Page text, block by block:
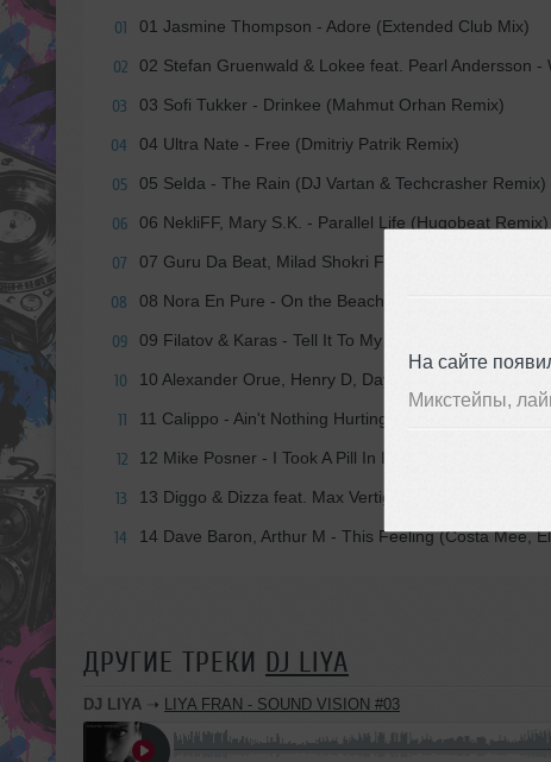
На сайте
Микстейпы,
01 01 Jasmine Thompson - Adore (Extended Club Mix)
02 02 Stefan Gruenwald & Lokee feat. Pearl Andersson -
03 03 Sofi Tukker - Drinkee (Mahmut Orhan Remix)
04 04 Ultra Nate - Free (Dmitriy Patrik Remix)
05 05 Selda - The Rain (DJ Vartan & Techcrasher Remix)
06 06 NekliFF, Mary S.K. - Parallel Life (Hugobeat Remix)
07 07 Guru Da Beat, Milad Shokri Feat. Dan Wa, Jay
08 08 Nora En Pure - On the Beach (Original Mix)
09 09 Filatov & Karas - Tell It To My Heart (Extended Mix)
10 10 Alexander Orue, Henry D, Dayso - Fall in Love feat.
11 11 Calippo - Ain't Nothing Hurting (Original Club Mix)
12 12 Mike Posner - I Took A Pill In Ibiza (WilyamDeLove
13 13 Diggo & Dizza feat. Max Vertigo - I Can't Stop
14 14 Dave Baron, Arthur M - This Feeling (Costa Mee,
ДРУГИЕ ТРЕКИ DJ LIYA
DJ LIYA ➝ LIYA FRAN - SOUND VISION #03